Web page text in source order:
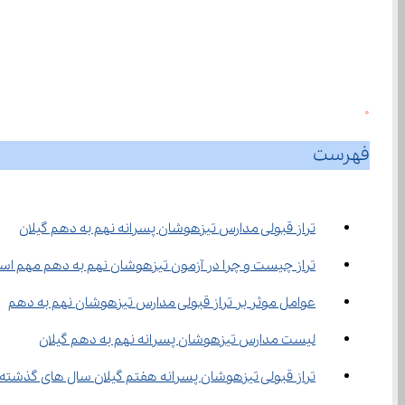
0
فهرست
تراز قبولی مدارس تیزهوشان پسرانه نهم به دهم گیلان
تراز چیست و چرا در آزمون تیزهوشان نهم به دهم مهم
عوامل موثر بر تراز قبولی مدارس تیزهوشان نهم به دهم
لیست مدارس تیزهوشان پسرانه نهم به دهم گیلان
تراز قبولی تیزهوشان پسرانه هفتم گیلان سال های گذشته